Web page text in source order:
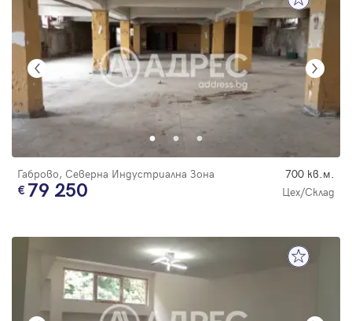
Габрово, Северна Индустриална Зона 700 кв.м.
79 250 Цех/Склад